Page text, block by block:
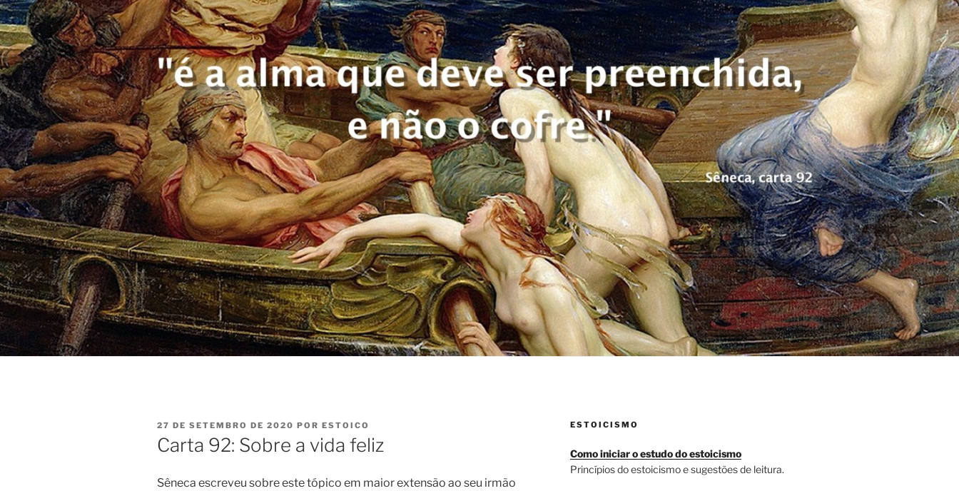
PUBLICADO
EM
27 DE SETEMBRO DE 2020 POR ESTOICO
Carta 92: Sobre a vida feliz
Sêneca escreveu sobre este tópico em maior extensão ao seu irmão
ESTOICISMO
Como iniciar o estudo do estoicismo
Princípios do estoicismo e sugestões de leitura.